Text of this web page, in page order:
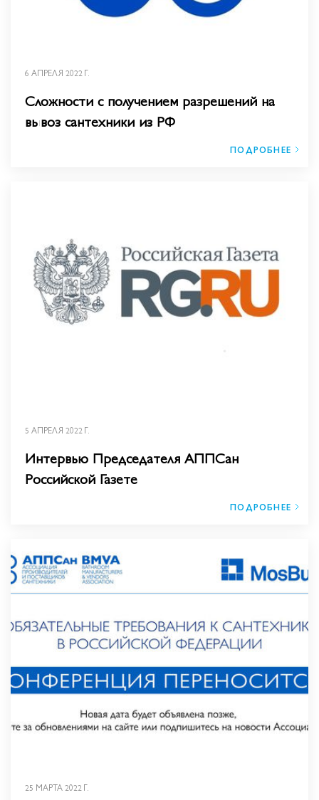
6 АПРЕЛЯ 2022 Г.
Сложности с получением разрешений на
вывоз сантехники из РФ
ПОДРОБНЕЕ
5 АПРЕЛЯ 2022 Г.
Интервью Председателя АППСан
Российской Газете
ПОДРОБНЕЕ
25 МАРТА 2022 Г.